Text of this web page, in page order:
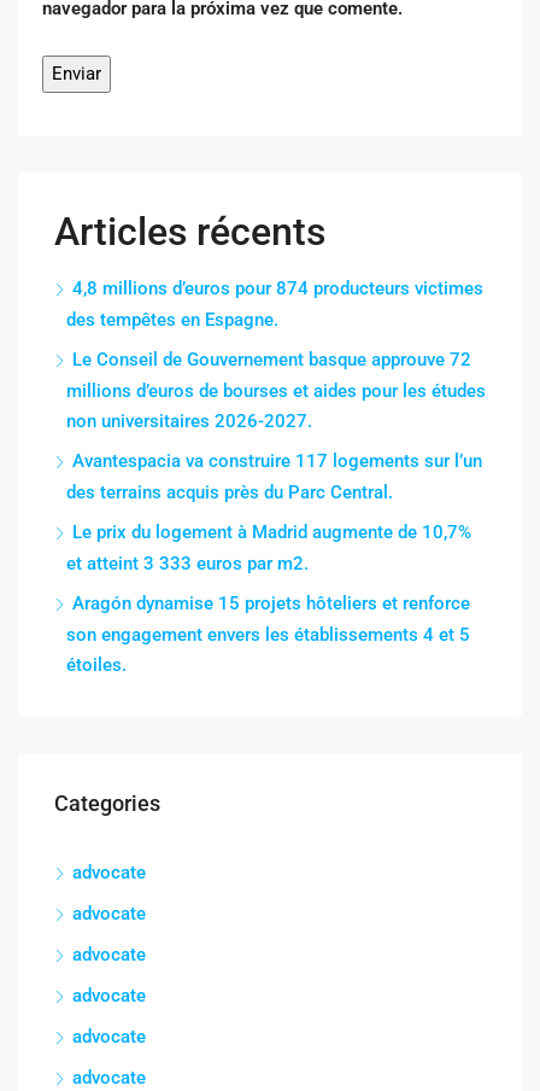
navegador para la próxima vez que comente.
Articles récents
4,8 millions d’euros pour 874 producteurs victimes
des tempêtes en Espagne.
Le Conseil de Gouvernement basque approuve 72
millions d’euros de bourses et aides pour les études
non universitaires 2026-2027.
Avantespacia va construire 117 logements sur l’un
des terrains acquis près du Parc Central.
Le prix du logement à Madrid augmente de 10,7%
et atteint 3 333 euros par m2.
Aragón dynamise 15 projets hôteliers et renforce
son engagement envers les établissements 4 et 5
étoiles.
Categories
advocate
advocate
advocate
advocate
advocate
advocate